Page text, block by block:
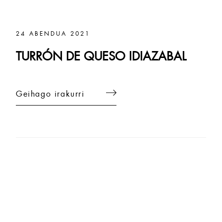
24 ABENDUA 2021
TURRÓN DE QUESO IDIAZABAL
Geihago irakurri